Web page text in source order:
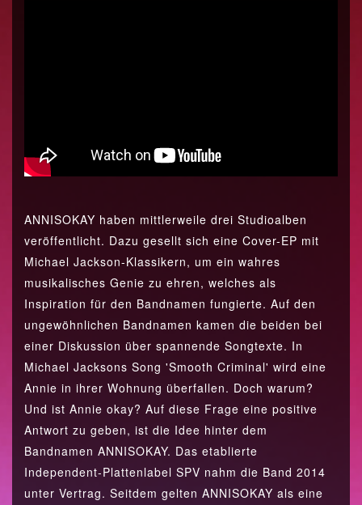
ANNISOKAY haben mittlerweile drei Studioalben
veröffentlicht. Dazu gesellt sich eine Cover-EP mit
Michael Jackson-Klassikern, um ein wahres
musikalisches Genie zu ehren, welches als
Inspiration für den Bandnamen fungierte. Auf den
ungewöhnlichen Bandnamen kamen die beiden bei
einer Diskussion über spannende Songtexte. In
Michael Jacksons Song 'Smooth Criminal' wird eine
Annie in ihrer Wohnung überfallen. Doch warum?
Und ist Annie okay? Auf diese Frage eine positive
Antwort zu geben, ist die Idee hinter dem
Bandnamen ANNISOKAY. Das etablierte
Independent-Plattenlabel SPV nahm die Band 2014
unter Vertrag. Seitdem gelten ANNISOKAY als eine